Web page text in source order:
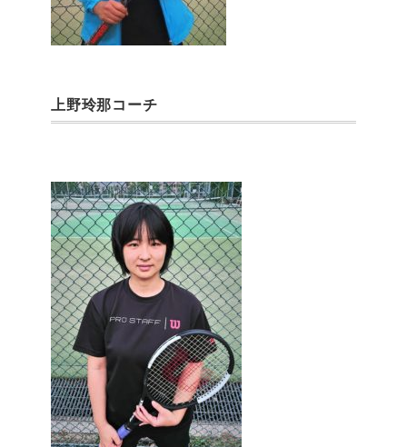
上野玲那コーチ